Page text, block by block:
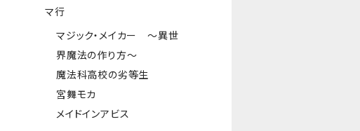
マ行
マジック・メイカー ～異世
界魔法の作り方～
魔法科高校の劣等生
宮舞モカ
メイドインアビス